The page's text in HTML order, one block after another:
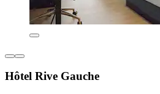
Hôtel Rive Gauche